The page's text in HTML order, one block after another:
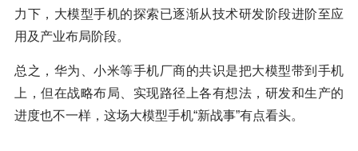
力下，大模型手机的探索已逐渐从技术研发阶段进阶至应
用及产业布局阶段。
总之，华为、小米等手机厂商的共识是把大模型带到手机
上，但在战略布局、实现路径上各有想法，研发和生产的
进度也不一样，这场大模型手机“新战事”有点看头。